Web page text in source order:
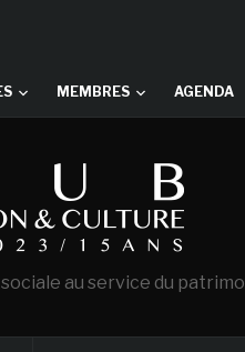
MEMBRES AGENDA
au service du